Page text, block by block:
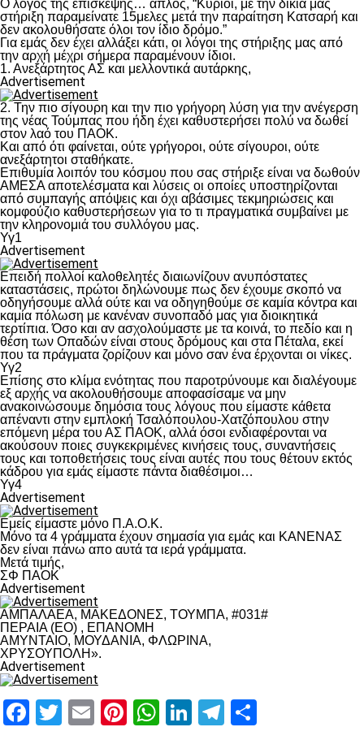
Ο λόγος της επίσκεψης… απλός, “Κύριοι, με την δικιά μας
στήριξη παραμείνατε 15μελες μετά την παραίτηση Κατσαρή και
δεν ακολουθήσατε όλοι τον ίδιο δρόμο.”
Για εμάς δεν έχει αλλάξει κάτι, οι λόγοι της στήριξης μας από
την αρχή μέχρι σήμερα παραμένουν ίδιοι.
1. Ανεξάρτητος ΑΣ και μελλοντικά αυτάρκης,
Advertisement
2. Την πιο σίγουρη και την πιο γρήγορη λύση για την ανέγερση
της νέας Τούμπας που ήδη έχει καθυστερήσει πολύ να δωθεί
στον λαό του ΠΑΟΚ.
Και από ότι φαίνεται, ούτε γρήγοροι, ούτε σίγουροι, ούτε
ανεξάρτητοι σταθήκατε.
Επιθυμία λοιπόν του κόσμου που σας στήριξε είναι να δωθούν
ΑΜΕΣΑ αποτελέσματα και λύσεις οι οποίες υποστηρίζονται
από συμπαγής απόψεις και όχι αβάσιμες τεκμηριώσεις και
κομφούζιο καθυστερήσεων για το τι πραγματικά συμβαίνει με
την κληρονομιά του συλλόγου μας.
Υγ1
Advertisement
Επειδή πολλοί καλοθελητές διαιωνίζουν ανυπόστατες
καταστάσεις, πρώτοι δηλώνουμε πως δεν έχουμε σκοπό να
οδηγήσουμε αλλά ούτε και να οδηγηθούμε σε καμία κόντρα και
καμία πόλωση με κανέναν συνοπαδό μας για διοικητικά
τερτίπια. Όσο και αν ασχολούμαστε με τα κοινά, το πεδίο και η
θέση των Οπαδών είναι στους δρόμους και στα Πέταλα, εκεί
που τα πράγματα ζορίζουν και μόνο σαν ένα έρχονται οι νίκες.
Υγ2
Επίσης στο κλίμα ενότητας που παροτρύνουμε και διαλέγουμε
εξ αρχής να ακολουθήσουμε αποφασίσαμε να μην
ανακοινώσουμε δημόσια τους λόγους που είμαστε κάθετα
απέναντι στην εμπλοκή Τσαλόπουλου-Χατζόπουλου στην
επόμενη μέρα του ΑΣ ΠΑΟΚ, αλλά όσοι ενδιαφέρονται να
ακούσουν ποιες συγκεκριμένες κινήσεις τους, συναντήσεις
τους και τοποθετήσεις τους είναι αυτές που τους θέτουν εκτός
κάδρου για εμάς είμαστε πάντα διαθέσιμοι…
Υγ4
Advertisement
Εμείς είμαστε μόνο Π.Α.Ο.Κ.
Μόνο τα 4 γράμματα έχουν σημασία για εμάς και ΚΑΝΕΝΑΣ
δεν είναι πάνω απο αυτά τα ιερά γράμματα.
Μετά τιμής,
ΣΦ ΠΑΟΚ
Advertisement
ΑΜΠΑΛΑΕΑ, ΜΑΚΕΔΟΝΕΣ, ΤΟΥΜΠΑ, #031#
ΠΕΡΑΙΑ (ΕΟ) , ΕΠΑΝΟΜΗ
ΑΜΥΝΤΑΙΟ, ΜΟΥΔΑΝΙΑ, ΦΛΩΡΙΝΑ,
ΧΡΥΣΟΥΠΟΛΗ».
Advertisement
Facebook
Twitter
EmailPinterest
WhatsApp
LinkedIn
Telegram